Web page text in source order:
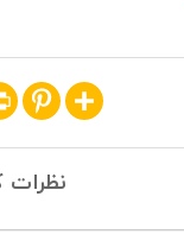
Share
Pinterest
نظرات